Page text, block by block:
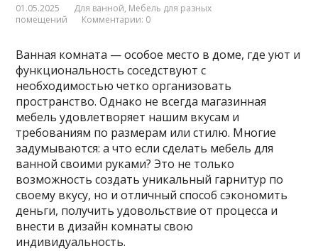
01.05.2025 Для ванной, Мебель для разных
помещений
Комментарии: 0
Ванная комната — особое место в доме, где уют и
функциональность соседствуют с
необходимостью четко организовать
пространство. Однако не всегда магазинная
мебель удовлетворяет нашим вкусам и
требованиям по размерам или стилю. Многие
задумываются: а что если сделать мебель для
ванной своими руками? Это не только
возможность создать уникальный гарнитур по
своему вкусу, но и отличный способ сэкономить
деньги, получить удовольствие от процесса и
внести в дизайн комнаты свою
индивидуальность.